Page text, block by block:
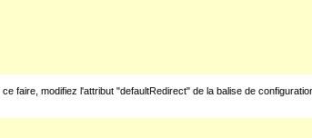
faire, modifiez l'attribut "defaultRedirect" de la balise de